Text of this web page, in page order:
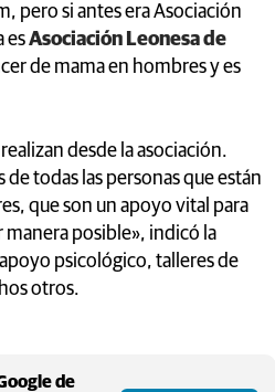
pero si antes era Asociación
esAsociación Leonesa de
de mama en hombres y es
desde la asociación.
todas las personas que están
que son un apoyo vital para
manera posible», indicó la
psicológico, talleres de
otros.
de